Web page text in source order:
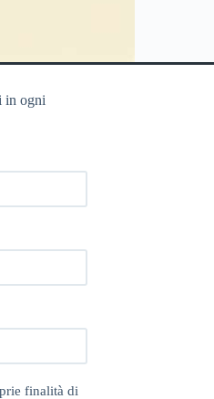
in ogni
finalità di